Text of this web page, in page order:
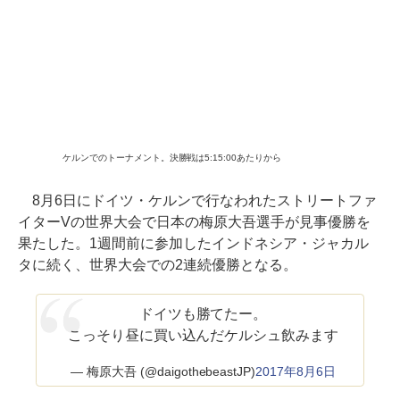
ケルンでのトーナメント。決勝戦は5:15:00あたりから
8月6日にドイツ・ケルンで行なわれたストリートファ
イターVの世界大会で日本の梅原大吾選手が見事優勝を
果たした。1週間前に参加したインドネシア・ジャカル
タに続く、世界大会での2連続優勝となる。
ドイツも勝てたー。
こっそり昼に買い込んだケルシュ飲みます
— 梅原大吾 (@daigothebeastJP)2017年8月6日